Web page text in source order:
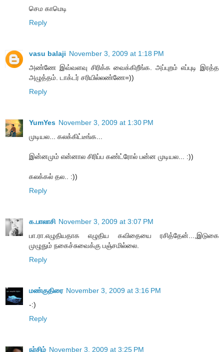
செம காமெடி
Reply
vasu balaji November 3, 2009 at 1:18 PM
அண்ணே இவ்வளவு சிரிக்க வைக்கிறீங்க. அப்புறம் எப்புடி இரத்த
அழுத்தம். டாக்டர் சரியில்லண்ணே=))
Reply
YumYes November 3, 2009 at 1:30 PM
முடியல... கலக்கிட்டீங்க...
இன்னமும் என்னால சிரிப்ப கண்ட்ரோல் பன்ன முடியல... :))
கலக்கல் தல.. :))
Reply
க.பாலாசி November 3, 2009 at 3:07 PM
பா.ரா.எழுதியதாக எழுதிய கவிதையை ரசித்தேன்...,இடுகை
முழுதும் நகைச்சுவைக்கு பஞ்சமில்லை.
Reply
மண்குதிரை November 3, 2009 at 3:16 PM
-:)
Reply
நர்சிம் November 3, 2009 at 3:25 PM